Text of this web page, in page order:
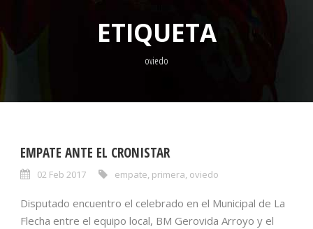
ETIQUETA
oviedo
EMPATE ANTE EL CRONISTAR
02 Feb 2017 empate, primera, oviedo
Disputado encuentro el celebrado en el Municipal de La
Flecha entre el equipo local, BM Gerovida Arroyo y el